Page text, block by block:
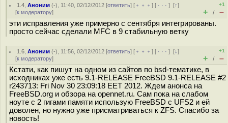
1.4 ,Аноним (-), 11:40, 02/12/2012 [ответить] [ ﹢﹢﹢] [ · · ·][↑]
[к модератору]
+1
+ / –
эти исправления уже примерно с сентября интегрированы.
просто сейчас сделали MFC в 9 стабильную ветку
1.6 ,Аноним (-), 11:56, 02/12/2012 [ответить] [ ﹢﹢﹢] [ · · ·][↓]
[к модератору]
+1
+ / –
Кстати, как пишут на одном из сайтов по bsd-тематике, в
исходниках уже есть 9.1-RELEASE FreeBSD 9.1-RELEASE #2
r243713: Fri Nov 30 23:09:18 EET 2012. Ждем анонса на
FreeBSD.org и обзора на opennet.ru. Сам пока на слабом
ноуте с 2 гигами памяти использую FreeBSD с UFS2 и ей
доволен, но нужно уже присматриваться к ZFS. Спасибо за
новость!